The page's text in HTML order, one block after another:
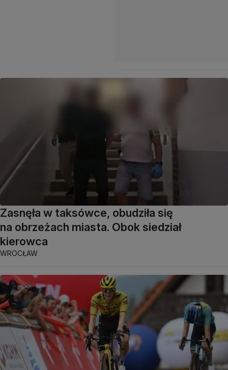
Zasnęła w taksówce, obudziła się
na obrzeżach miasta. Obok siedział
kierowca
WROCŁAW